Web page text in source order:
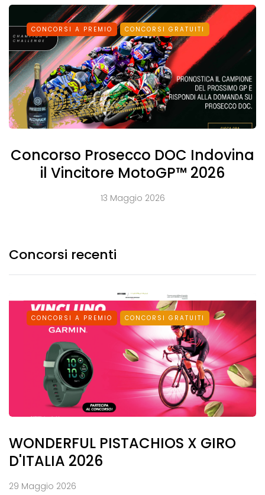
CONCORSI A PREMIO CONCORSI GRATUITI
Concorso Prosecco DOC Indovina
il Vincitore MotoGP™ 2026
13 Maggio 2026
Concorsi recenti
CONCORSI A PREMIO CONCORSI GRATUITI
WONDERFUL PISTACHIOS X GIRO
D'ITALIA 2026
29 Maggio 2026